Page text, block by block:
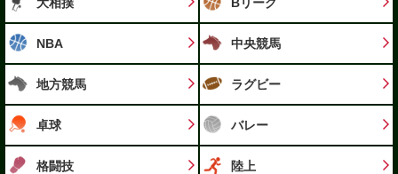
NBA 中央競馬
地方競馬 ラグビー
卓球 バレー
格闘技 陸上